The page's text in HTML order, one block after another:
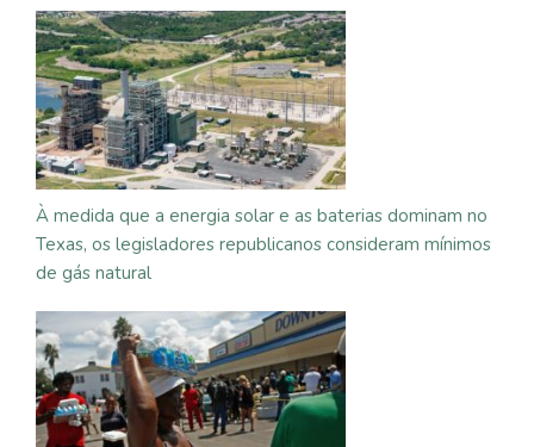
À medida que a energia solar e as baterias dominam no
Texas, os legisladores republicanos consideram mínimos
de gás natural